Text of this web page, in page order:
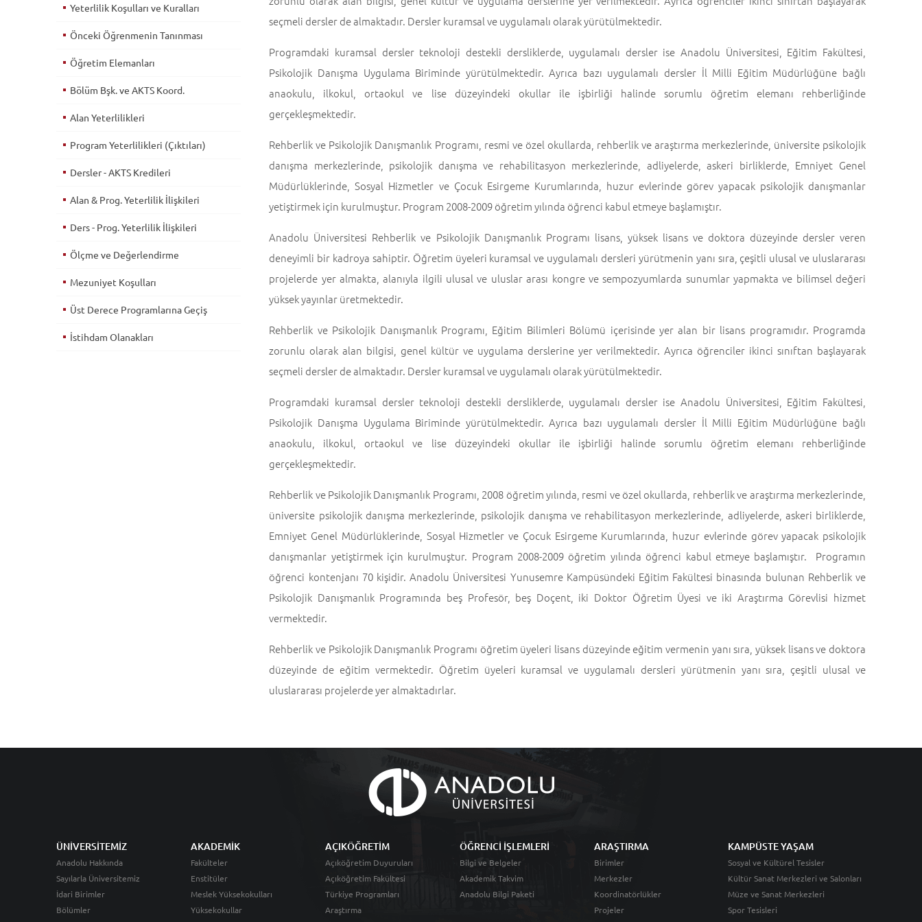
seçmeli dersler de almaktadır. Dersler kuramsal ve uygulamalı olarak yürütülmektedir.
Programdaki kuramsal dersler teknoloji destekli dersliklerde, uygulamalı dersler ise Anadolu Üniversitesi, Eğitim Fakültesi,
Psikolojik Danışma Uygulama Biriminde yürütülmektedir. Ayrıca bazı uygulamalı dersler İl Milli Eğitim Müdürlüğüne bağlı
anaokulu, ilkokul, ortaokul ve lise düzeyindeki okullar ile işbirliği halinde sorumlu öğretim elemanı rehberliğinde
gerçekleşmektedir.
Rehberlik ve Psikolojik Danışmanlık Programı, resmi ve özel okullarda, rehberlik ve araştırma merkezlerinde, üniversite psikolojik
danışma merkezlerinde, psikolojik danışma ve rehabilitasyon merkezlerinde, adliyelerde, askeri birliklerde, Emniyet Genel
Müdürlüklerinde, Sosyal Hizmetler ve Çocuk Esirgeme Kurumlarında, huzur evlerinde görev yapacak psikolojik danışmanlar
yetiştirmek için kurulmuştur. Program 2008-2009 öğretim yılında öğrenci kabul etmeye başlamıştır.
Anadolu Üniversitesi Rehberlik ve Psikolojik Danışmanlık Programı lisans, yüksek lisans ve doktora düzeyinde dersler veren
deneyimli bir kadroya sahiptir. Öğretim üyeleri kuramsal ve uygulamalı dersleri yürütmenin yanı sıra, çeşitli ulusal ve uluslararası
projelerde yer almakta, alanıyla ilgili ulusal ve uluslar arası kongre ve sempozyumlarda sunumlar yapmakta ve bilimsel değeri
yüksek yayınlar üretmektedir.
Rehberlik ve Psikolojik Danışmanlık Programı, Eğitim Bilimleri Bölümü içerisinde yer alan bir lisans programıdır. Programda
zorunlu olarak alan bilgisi, genel kültür ve uygulama derslerine yer verilmektedir. Ayrıca öğrenciler ikinci sınıftan başlayarak
seçmeli dersler de almaktadır. Dersler kuramsal ve uygulamalı olarak yürütülmektedir.
Programdaki kuramsal dersler teknoloji destekli dersliklerde, uygulamalı dersler ise Anadolu Üniversitesi, Eğitim Fakültesi,
Psikolojik Danışma Uygulama Biriminde yürütülmektedir. Ayrıca bazı uygulamalı dersler İl Milli Eğitim Müdürlüğüne bağlı
anaokulu, ilkokul, ortaokul ve lise düzeyindeki okullar ile işbirliği halinde sorumlu öğretim elemanı rehberliğinde
gerçekleşmektedir.
Rehberlik ve Psikolojik Danışmanlık Programı, 2008 öğretim yılında, resmi ve özel okullarda, rehberlik ve araştırma merkezlerinde,
üniversite psikolojik danışma merkezlerinde, psikolojik danışma ve rehabilitasyon merkezlerinde, adliyelerde, askeri birliklerde,
Emniyet Genel Müdürlüklerinde, Sosyal Hizmetler ve Çocuk Esirgeme Kurumlarında, huzur evlerinde görev yapacak psikolojik
danışmanlar yetiştirmek için kurulmuştur. Program 2008-2009 öğretim yılında öğrenci kabul etmeye başlamıştır. Programın
öğrenci kontenjanı 70 kişidir. Anadolu Üniversitesi Yunusemre Kampüsündeki Eğitim Fakültesi binasında bulunan Rehberlik ve
Psikolojik Danışmanlık Programında beş Profesör, beş Doçent, iki Doktor Öğretim Üyesi ve iki Araştırma Görevlisi hizmet
vermektedir.
Rehberlik ve Psikolojik Danışmanlık Programı öğretim üyeleri lisans düzeyinde eğitim vermenin yanı sıra, yüksek lisans ve doktora
düzeyinde de eğitim vermektedir. Öğretim üyeleri kuramsal ve uygulamalı dersleri yürütmenin yanı sıra, çeşitli ulusal ve
uluslararası projelerde yer almaktadırlar.
Yeterlilik Koşulları ve Kuralları
Önceki Öğrenmenin Tanınması
Öğretim Elemanları
Bölüm Bşk. ve AKTS Koord.
Alan Yeterlilikleri
Program Yeterlilikleri (Çıktıları)
Dersler - AKTS Kredileri
Alan & Prog. Yeterlilik İlişkileri
Ders - Prog. Yeterlilik İlişkileri
Ölçme ve Değerlendirme
Mezuniyet Koşulları
Üst Derece Programlarına Geçiş
İstihdam Olanakları
ÜNİVERSİTEMİZ
Anadolu Hakkında
Sayılarla Üniversitemiz
İdari Birimler
Bölümler
AKADEMİK
Fakülteler
Enstitüler
Meslek Yüksekokulları
Yüksekokullar
AÇIKÖĞRETİM
Açıköğretim Duyuruları
Açıköğretim Fakültesi
Türkiye Programları
Araştırma
ÖĞRENCİ İŞLEMLERİ
Bilgi ve Belgeler
Akademik Takvim
Anadolu Bilgi Paketi
ARAŞTIRMA
Birimler
Merkezler
Koordinatörlükler
Projeler
KAMPÜSTE YAŞAM
Sosyal ve Kültürel Tesisler
Kültür Sanat Merkezleri ve Salonları
Müze ve Sanat Merkezleri
Spor Tesisleri